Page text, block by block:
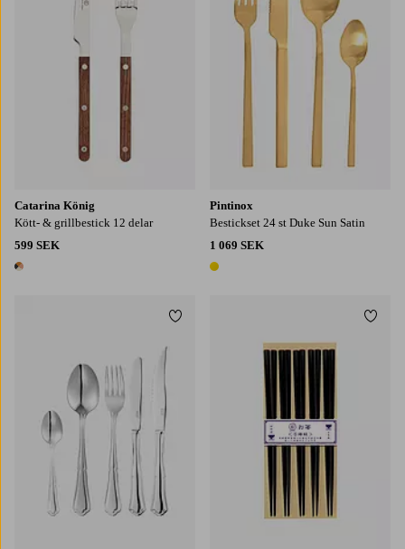
Catarina König
Kött- & grillbestick 12 delar
599 SEK
1 färg
Pintinox
Bestickset 24 st Duke Sun Satin
1 069 SEK
1 färg
Lägg till i favoriter